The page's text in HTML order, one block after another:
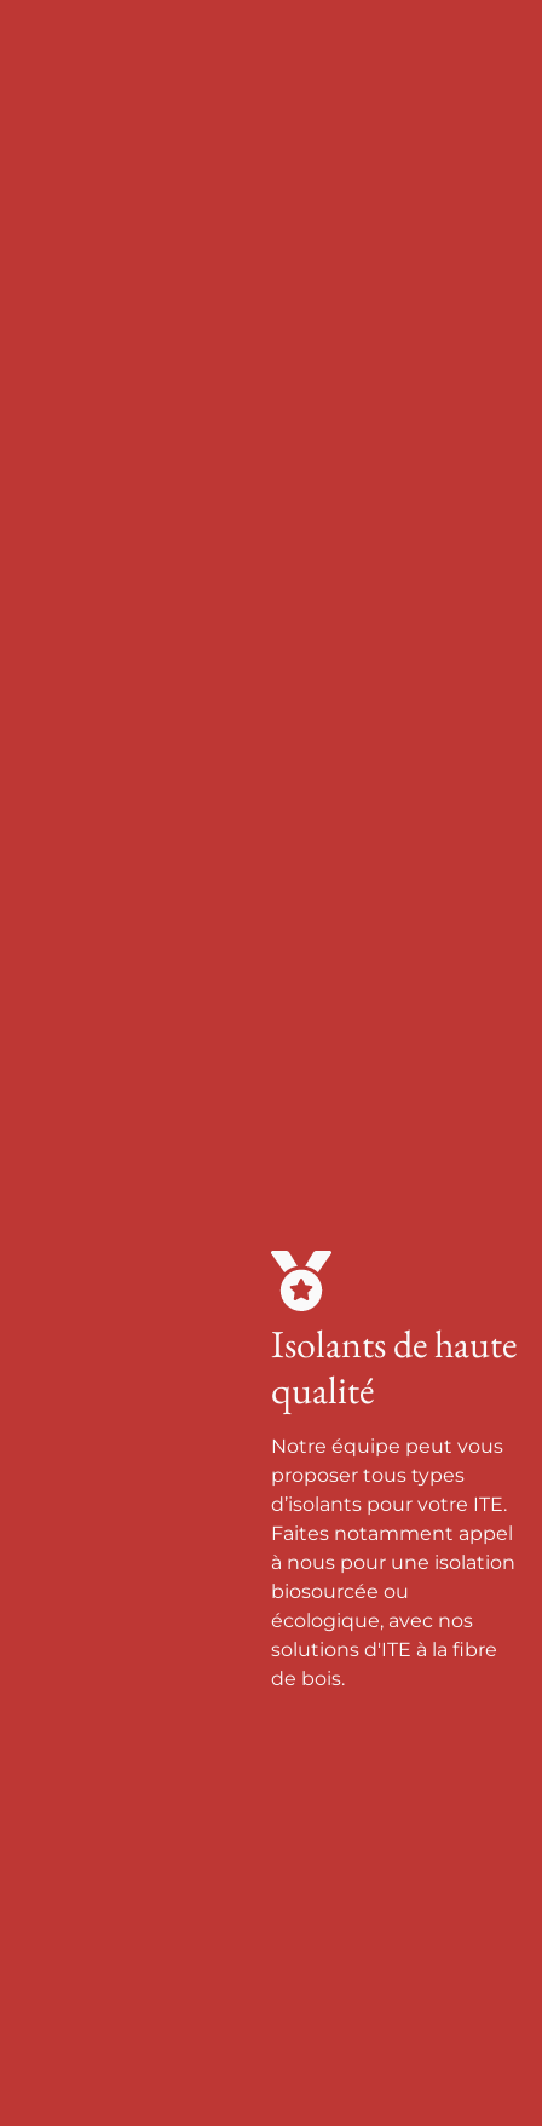
Isolants de haute
qualité
Notre équipe peut vous
proposer tous types
d’isolants pour votre ITE.
Faites notamment appel
à nous pour une isolation
biosourcée ou
écologique, avec nos
solutions d'ITE à la fibre
de bois.